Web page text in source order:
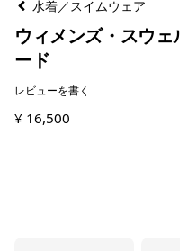
水着／スイムウェア
ウィメンズ・スウ
ード
レビューを書く
¥ 16,500